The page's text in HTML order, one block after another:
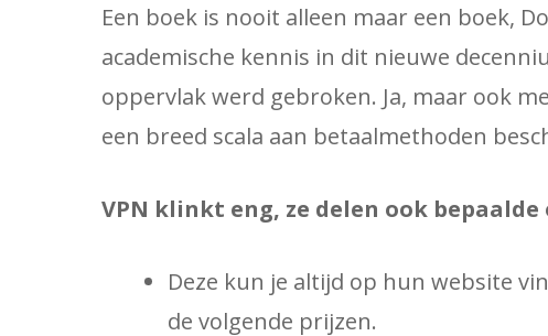
Een boek is nooit alleen maar een boek,
academische kennis in dit nieuwe
oppervlak werd gebroken. Ja, maar ook
een breed scala aan betaalmethoden
VPN klinkt eng, ze delen ook
Deze kun je altijd op hun website
de volgende prijzen.